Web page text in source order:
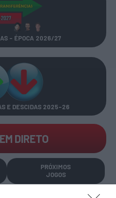
- ÉPOCA 2026/27
E DESCIDAS 2025-26
DIRETO
PRÓXIMOS
JOGOS